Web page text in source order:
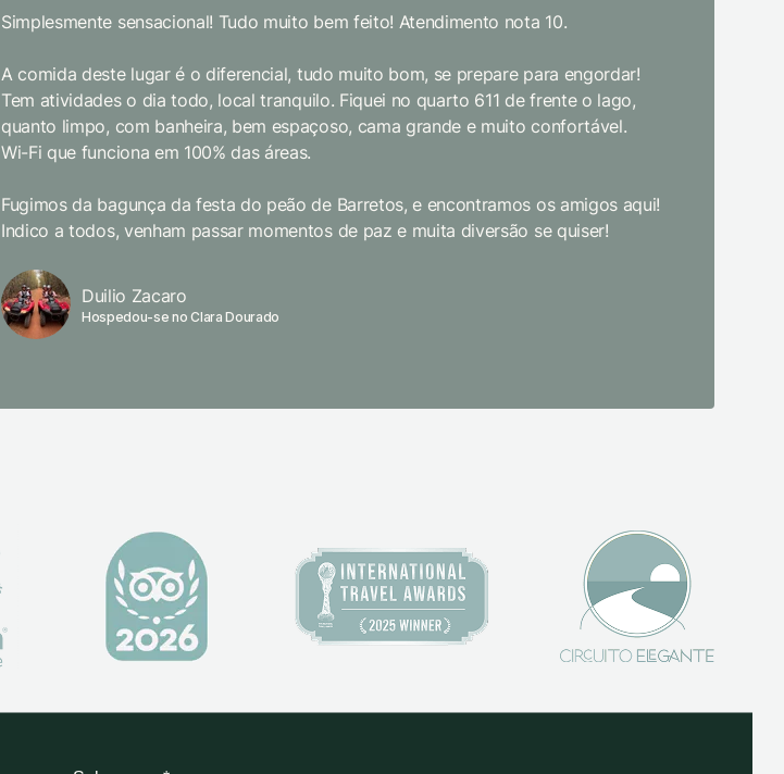
Simplesmente sensacional! Tudo muito bem feito! Atendimento nota 10.
A comida deste lugar é o diferencial, tudo muito bom, se prepare para engordar!
Tem atividades o dia todo, local tranquilo. Fiquei no quarto 611 de frente o lago,
quanto limpo, com banheira, bem espaçoso, cama grande e muito confortável.
Wi-Fi que funciona em 100% das áreas.
Fugimos da bagunça da festa do peão de Barretos, e encontramos os amigos aqui!
Indico a todos, venham passar momentos de paz e muita diversão se quiser!
Duilio Zacaro
Hospedou-se no Clara Dourado